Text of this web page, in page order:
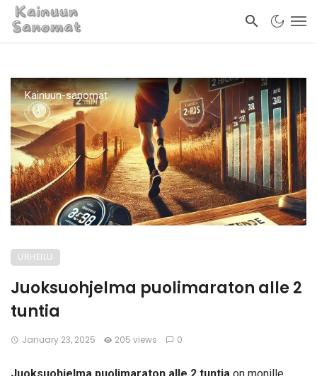
Kainuun-sanomat
URHEILU
Juoksuohjelma puolimaraton alle 2
tuntia
January 23, 2025 205 views 0